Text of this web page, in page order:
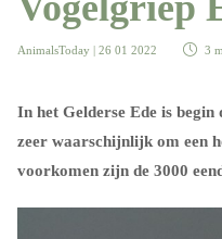
AnimalsToday | 26 01 2022 3
In het Gelderse Ede is begin
zeer waarschijnlijk om een
voorkomen zijn de 3000